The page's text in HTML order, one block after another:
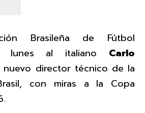
Brasileña de Fútbol
lunes al italiano Carlo
nuevo director técnico de la
con miras a la Copa